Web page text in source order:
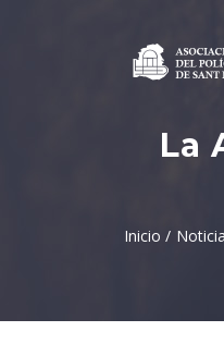
La
Inicio /